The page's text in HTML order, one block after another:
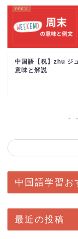
中国語【祝】zhu ジ
意味と解説
中国語学習お
最近の投稿